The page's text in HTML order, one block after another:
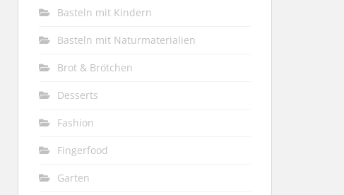
Basteln mit Kindern
Basteln mit Naturmaterialien
Brot & Brötchen
Desserts
Fashion
Fingerfood
Garten